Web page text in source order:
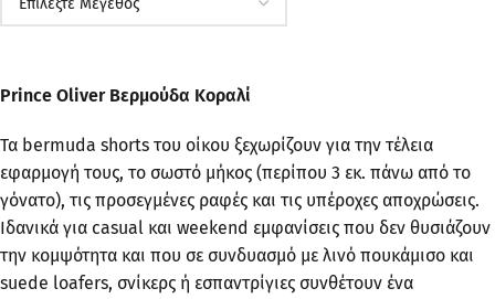
Prince Oliver Βερμούδα Κοραλί
Τα bermuda shorts του οίκου ξεχωρίζουν για την τέλεια
εφαρμογή τους, το σωστό μήκος (περίπου 3 εκ. πάνω από το
γόνατο), τις προσεγμένες ραφές και τις υπέροχες αποχρώσεις.
Ιδανικά για casual και weekend εμφανίσεις που δεν θυσιάζουν
την κομψότητα και που σε συνδυασμό με λινό πουκάμισο και
suede loafers, σνίκερς ή εσπαντρίγιες συνθέτουν ένα